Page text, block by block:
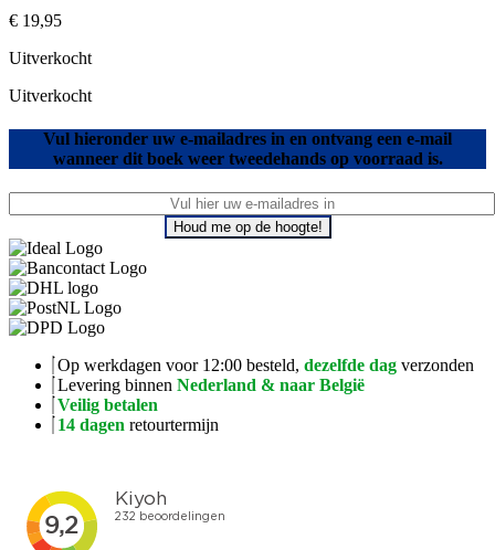
€ 19,95
Uitverkocht
Uitverkocht
Vul hieronder uw e-mailadres in en ontvang een e-mail
wanneer dit boek weer tweedehands op voorraad is.
Houd me op de hoogte!
Op werkdagen voor 12:00 besteld, dezelfde dag verzonden
Levering binnen Nederland & naar België
Veilig betalen
14 dagen retourtermijn